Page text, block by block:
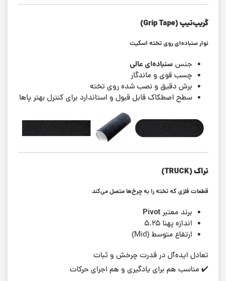
گریپ‌تیپ (Grip Tape)
نوار سنباده‌ای روی تخته اسکیت
جنس سنباده‌ای عالی
چسب قوی و ماندگار
برش دقیق و نصب شده روی تخته
سطح اصطکاک قابل قبول و استاندارد برای کنترل بهتر پاها
تراک (TRUCK)
قطعات فلزی که تخته را به چرخ‌ها متصل می‌کند
برند معتبرPivot
اندازه پهنا ۵.۲۵
ارتفاع متوسط (Mid)
تعادل ایده‌آل در قدرت چرخش و ثبات
✔️ مناسب هم برای یادگیری و هم اجرای حرکات